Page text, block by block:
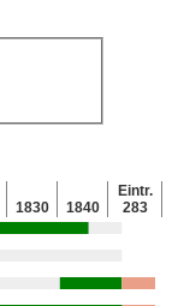
1830 1840
Eintr.
283